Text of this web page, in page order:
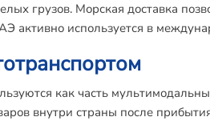
грузов. Морская доставка
активно используется в
как часть
внутри страны после